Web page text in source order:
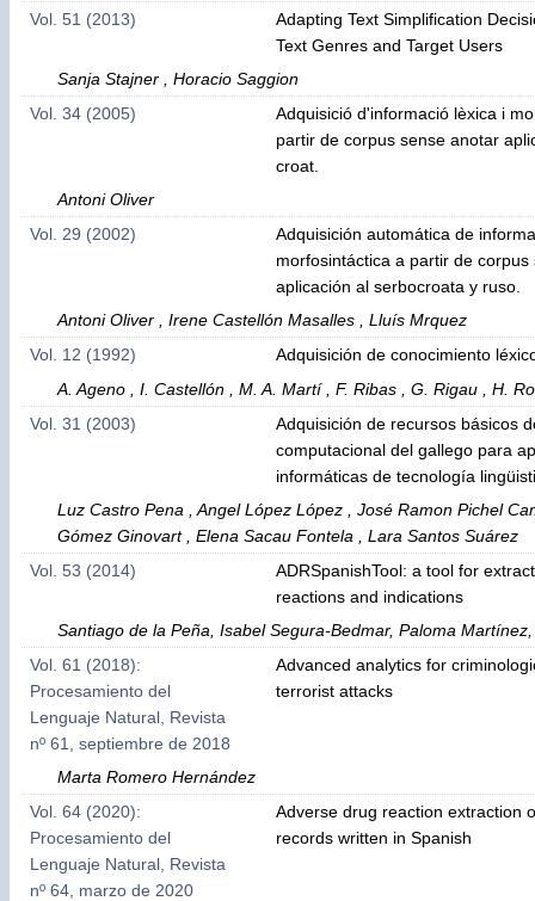
Vol. 51 (2013)
Adapting Text Simplification
Text Genres and Target Users
Sanja Stajner , Horacio Saggion
Vol. 34 (2005)
Adquisició d'informació lèxica i
partir de corpus sense anotar
croat.
Antoni Oliver
Vol. 29 (2002)
Adquisición automática de
morfosintáctica a partir de corpus
aplicación al serbocroata y ruso.
Antoni Oliver , Irene Castellón Masalles , Lluís Mrquez
Vol. 12 (1992)
Adquisición de conocimiento
A. Ageno , I. Castellón , M. A. Martí , F. Ribas , G. Rigau , H.
Vol. 31 (2003)
Adquisición de recursos básicos
computacional del gallego para
informáticas de tecnología
Luz Castro Pena , Angel López López , José Ramon Pichel
Gómez Ginovart , Elena Sacau Fontela , Lara Santos Suárez
Vol. 53 (2014)
ADRSpanishTool: a tool for
reactions and indications
Santiago de la Peña, Isabel Segura-Bedmar, Paloma
Vol. 61 (2018):
Procesamiento del
Lenguaje Natural, Revista
nº 61, septiembre de 2018
Advanced analytics for
terrorist attacks
Marta Romero Hernández
Vol. 64 (2020):
Procesamiento del
Lenguaje Natural, Revista
nº 64, marzo de 2020
Adverse drug reaction extraction
records written in Spanish